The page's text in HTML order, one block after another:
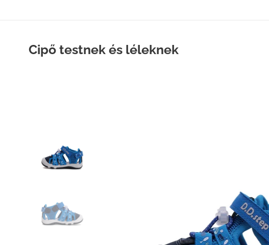
Cipő testnek és léleknek